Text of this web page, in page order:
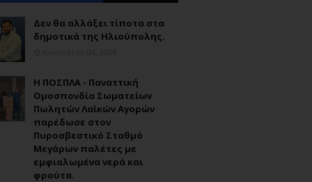
Δεν θα αλλάξει τίποτα στα
δημοτικά της Ηλιούπολης.
Η ΠΟΣΠΛΑ - Παναττική
Ομοσπονδία Σωματείων
Πωλητών Λαϊκών Αγορών
παρέδωσε στον
Πυροσβεστικό Σταθμό
Μεγάρων παλέτες με
εμφιαλωμένα νερά και
φρούτα.